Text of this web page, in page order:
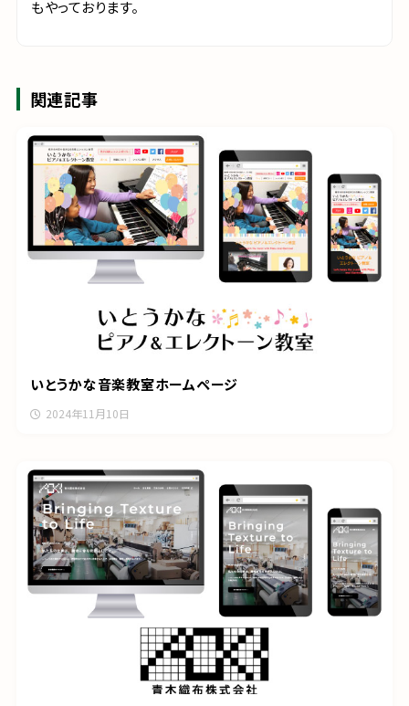
もやっております。
関連記事
いとうかな音楽教室ホームページ
2024年11月10日